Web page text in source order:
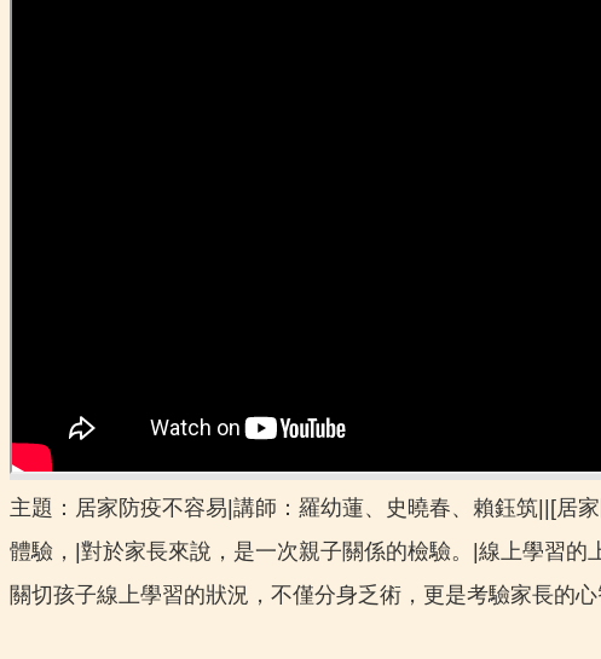
主題：居家防疫不容易|講師：羅幼蓮、史曉春、賴鈺筑||[居
體驗，|對於家長來說，是一次親子關係的檢驗。|線上學習
關切孩子線上學習的狀況，不僅分身乏術，更是考驗家長的